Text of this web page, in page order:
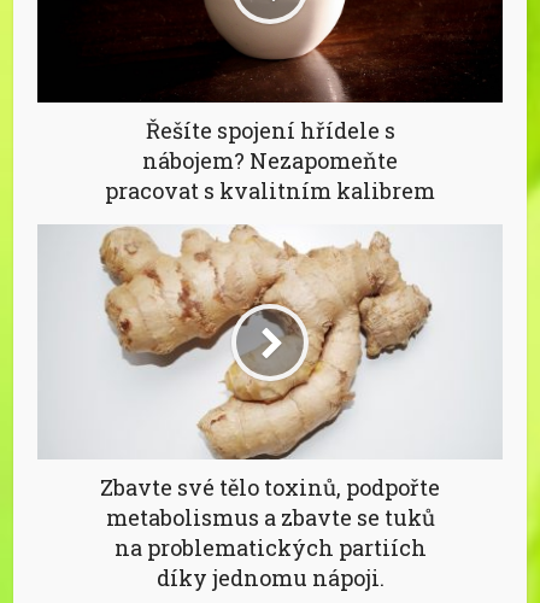
Řešíte spojení hřídele s
nábojem? Nezapomeňte
pracovat s kvalitním kalibrem
Zbavte své tělo toxinů, podpořte
metabolismus a zbavte se tuků
na problematických partiích
díky jednomu nápoji.